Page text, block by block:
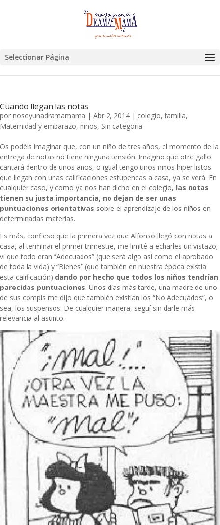
Seleccionar Página
Cuando llegan las notas
por nosoyunadramamama | Abr 2, 2014 | colegio, familia,
Maternidad y embarazo, niños, Sin categoría
Os podéis imaginar que, con un niño de tres años, el momento de la
entrega de notas no tiene ninguna tensión. Imagino que otro gallo
cantará dentro de unos años, o igual tengo unos niños hiper listos
que llegan con unas calificaciones estupendas a casa, ya se verá. En
cualquier caso, y como ya nos han dicho en el colegio, las notas
tienen su justa importancia, no dejan de ser unas
puntuaciones orientativas sobre el aprendizaje de los niños en
determinadas materias.
Es más, confieso que la primera vez que Alfonso llegó con notas a
casa, al terminar el primer trimestre, me limité a echarles un vistazo;
vi que todo eran “Adecuados” (que será algo así como el aprobado
de toda la vida) y “Bienes” (que también en nuestra época existía
esta calificación) dando por hecho que todos los niños tendrían
parecidas puntuaciones. Unos días más tarde, una madre de uno
de sus compis me dijo que también existían los “No Adecuados”, o
sea, los suspensos. De cualquier manera, seguí sin darle más
relevancia al asunto.